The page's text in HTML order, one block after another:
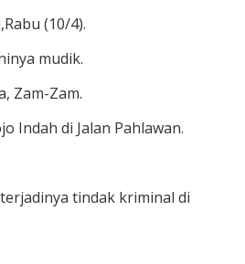
(10/4).
mudik.
Zam-Zam.
Indah di Jalan Pahlawan.
tindak kriminal di